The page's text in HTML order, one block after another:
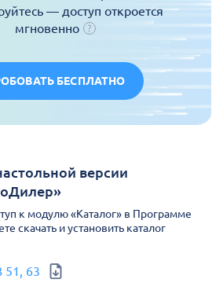
— доступ откроется
мгновенно
БЕСПЛАТНО
версии
к модулю «Каталог» в Программе
скачать и установить каталог
51, 63